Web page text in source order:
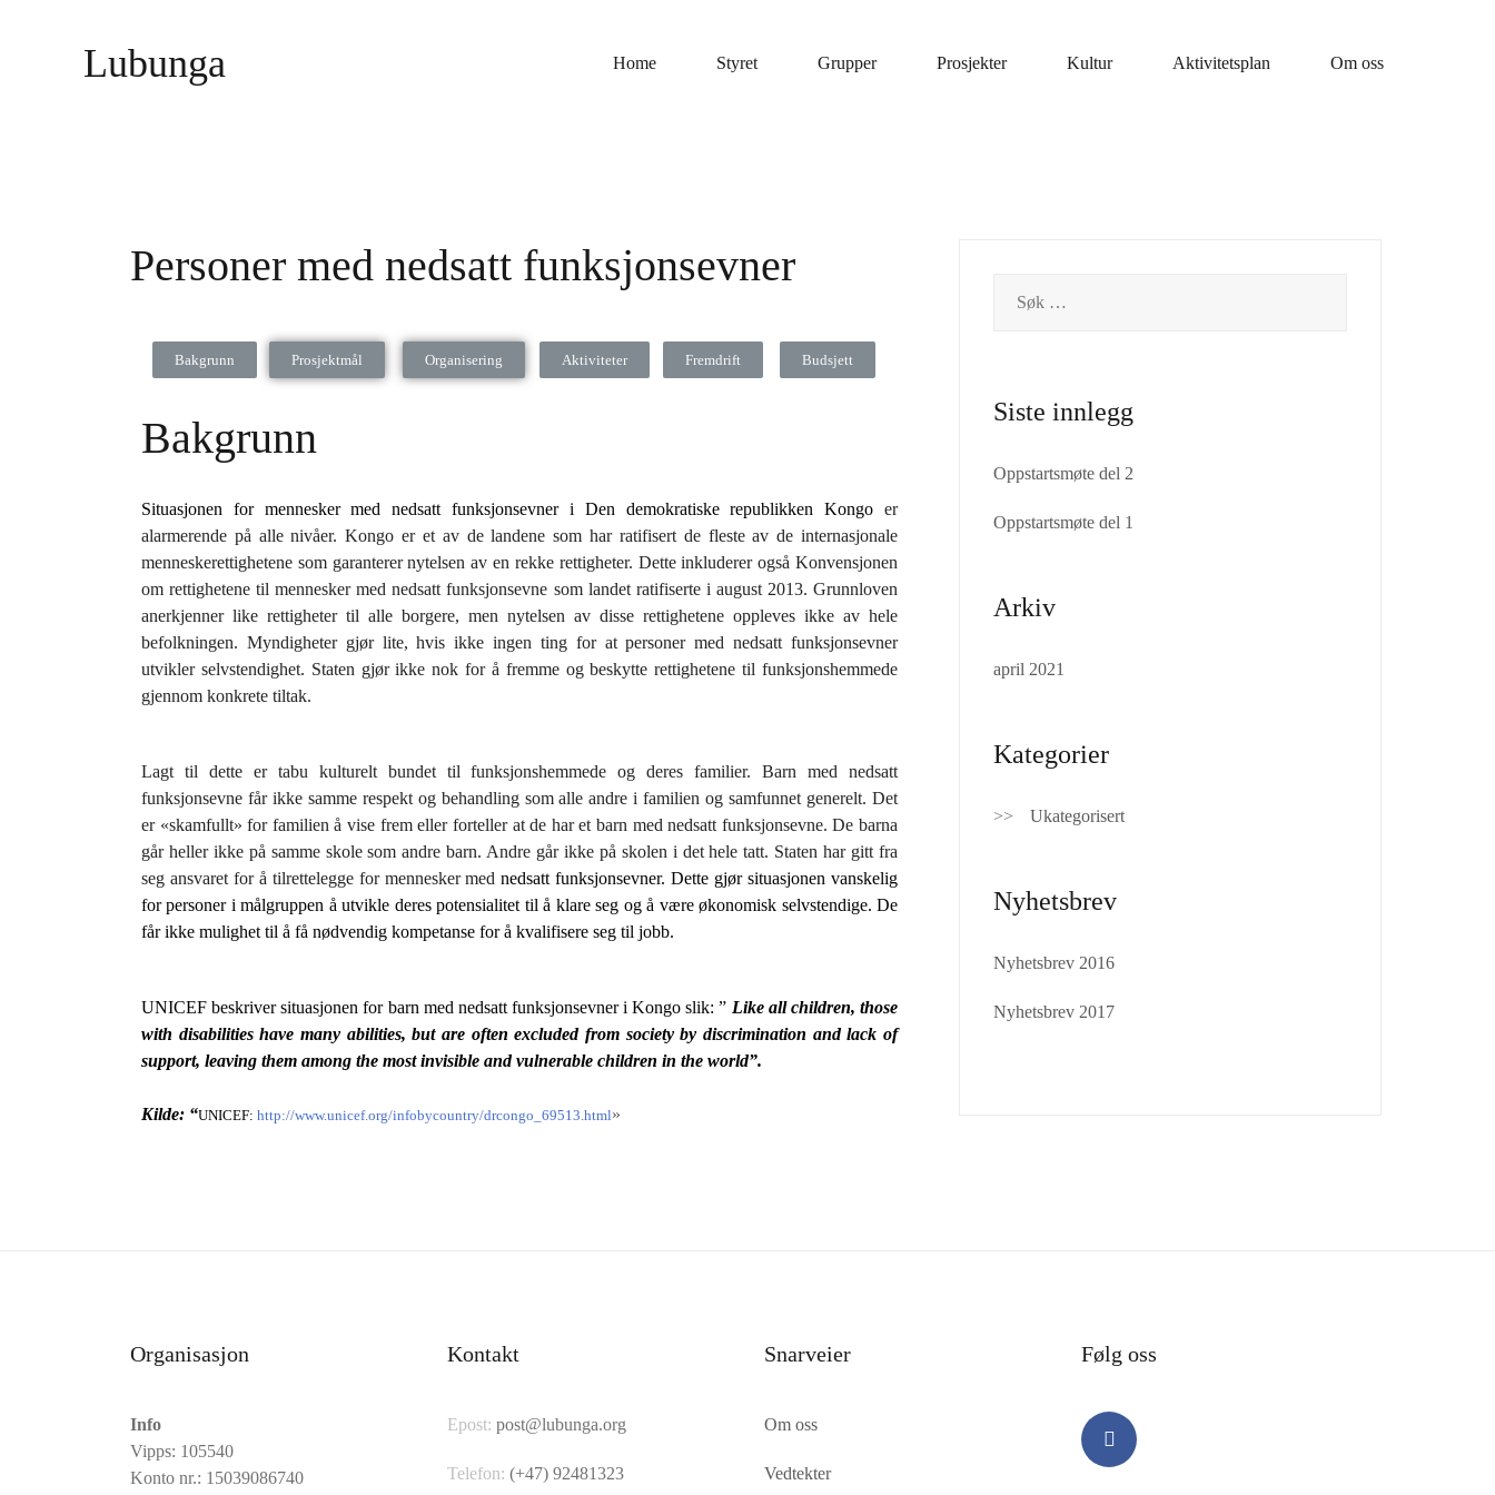
Lubunga Home Styret Grupper Prosjekter Kultur Aktivitetsplan Om oss
Personer med nedsatt funksjonsevner
Bakgrunn Prosjektmål Organisering Aktiviteter Fremdrift Budsjett
Bakgrunn
Situasjonen for mennesker med nedsatt funksjonsevner i Den demokratiske republikken Kongo er
alarmerende på alle nivåer. Kongo er et av de landene som har ratifisert de fleste av de internasjonale
menneskerettighetene som garanterer nytelsen av en rekke rettigheter. Dette inkluderer også Konvensjonen
om rettighetene til mennesker med nedsatt funksjonsevne som landet ratifiserte i august 2013. Grunnloven
anerkjenner like rettigheter til alle borgere, men nytelsen av disse rettighetene oppleves ikke av hele
befolkningen. Myndigheter gjør lite, hvis ikke ingen ting for at personer med nedsatt funksjonsevner
utvikler selvstendighet. Staten gjør ikke nok for å fremme og beskytte rettighetene til funksjonshemmede
gjennom konkrete tiltak.
Lagt til dette er tabu kulturelt bundet til funksjonshemmede og deres familier. Barn med nedsatt
funksjonsevne får ikke samme respekt og behandling som alle andre i familien og samfunnet generelt. Det
er «skamfullt» for familien å vise frem eller forteller at de har et barn med nedsatt funksjonsevne. De barna
går heller ikke på samme skole som andre barn. Andre går ikke på skolen i det hele tatt. Staten har gitt fra
seg ansvaret for å tilrettelegge for mennesker med nedsatt funksjonsevner. Dette gjør situasjonen vanskelig
for personer i målgruppen å utvikle deres potensialitet til å klare seg og å være økonomisk selvstendige. De
får ikke mulighet til å få nødvendig kompetanse for å kvalifisere seg til jobb.
UNICEF beskriver situasjonen for barn med nedsatt funksjonsevner i Kongo slik: ” Like all children, those
with disabilities have many abilities, but are often excluded from society by discrimination and lack of
support, leaving them among the most invisible and vulnerable children in the world”.
Kilde: “UNICEF: http://www.unicef.org/infobycountry/drcongo_69513.html»
Siste innlegg
Oppstartsmøte del 2
Oppstartsmøte del 1
Arkiv
april 2021
Kategorier
Ukategorisert
Nyhetsbrev
Nyhetsbrev 2016
Nyhetsbrev 2017
Organisasjon
Info
Vipps: 105540
Konto nr.: 15039086740
Kontakt
Epost: post@lubunga.org
Telefon: (+47) 92481323
Snarveier
Om oss
Vedtekter
Følg oss